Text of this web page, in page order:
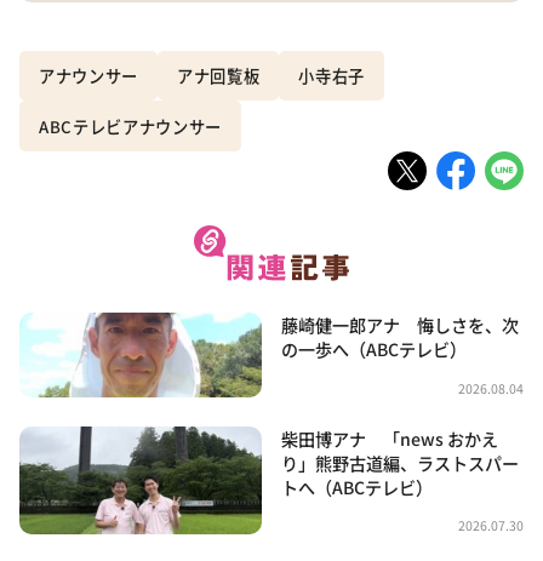
アナウンサー アナ回覧板 小寺右子
ABCテレビアナウンサー
藤崎健一郎アナ 悔しさを、次
の一歩へ（ABCテレビ）
2026.08.04
柴田博アナ 「news おかえ
り」熊野古道編、ラストスパー
トへ（ABCテレビ）
2026.07.30